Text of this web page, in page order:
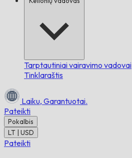
Tarptautiniai vairavimo vadovai
Tinklaraštis
Laiku, Garantuotai.
Pateikti
Pokalbis
LT | USD
Pateikti